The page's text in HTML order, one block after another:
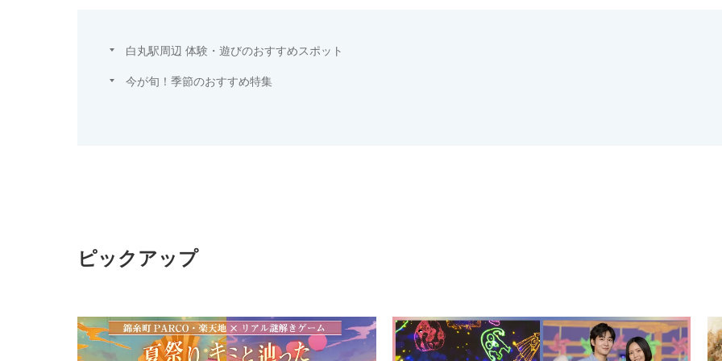
白丸駅周辺 体験・遊びのおすすめスポット
今が旬！季節のおすすめ特集
ピックアップ